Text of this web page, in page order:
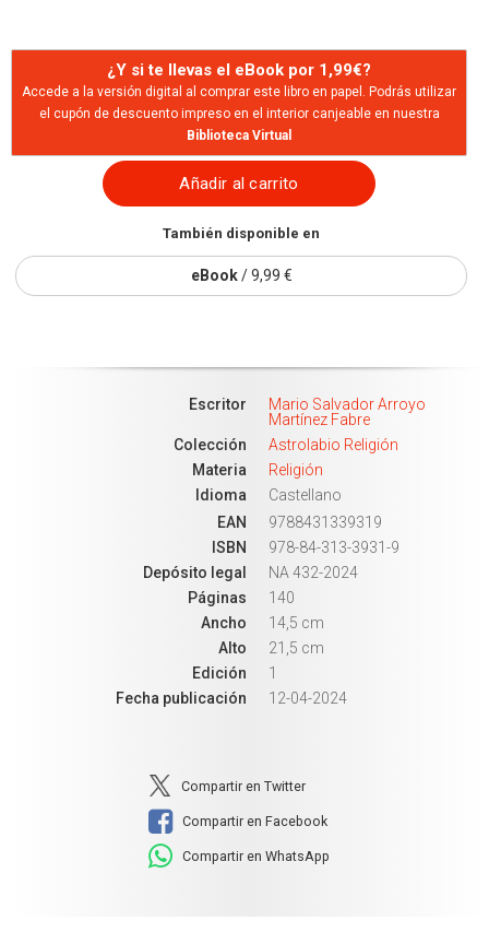
¿Y si te llevas el eBook por 1,99€?
Accede a la versión digital al comprar este libro en papel. Podrás utilizar
el cupón de descuento impreso en el interior canjeable en nuestra
Biblioteca Virtual
Añadir al carrito
También disponible en
eBook/ 9,99 €
Escritor
Mario Salvador Arroyo
Martínez Fabre
Colección
Astrolabio Religión
Materia
Religión
Idioma
Castellano
EAN
9788431339319
ISBN
978-84-313-3931-9
Depósito legal
NA 432-2024
Páginas
140
Ancho
14,5 cm
Alto
21,5 cm
Edición
1
Fecha publicación
12-04-2024
Compartir en Twitter
Compartir en Facebook
Compartir en WhatsApp